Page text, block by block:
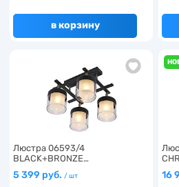
в корзину
Люстра 06593/4
BLACK+BRONZE…
5 399 руб. / шт 16